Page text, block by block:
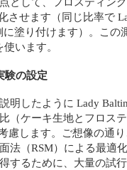
させます（同じ比率で
に塗り付けます）。この
います。
験の設定
明したように Lady
（ケーキ生地とフロス
慮します。ご想像の通り
法（RSM）による最適
するために、大量の試